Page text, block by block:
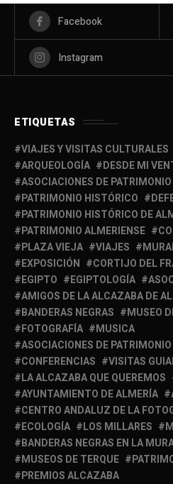
Facebook
Instagram
ETIQUETAS
VIAJES Y VISITAS CULTURALES
ARQUEOLOGÍA
DESDE MI
ASOCIACIONES DE PATRIMONIO
PATRIMONIO HISTÓRICO
PATRIMONIO HISTÓRICO DE
PATRIMONIO ALMERIENSE
PLAZA VIEJA
VIAJES
EXPOSICIÓN
CORTIJO DEL
EGIPTO
EGIPTOLOGÍA
AMIGOS DE LA ALCAZABA DE
BANDERAS NEGRAS
MUSEO
FOTOGRAFÍA
MUSICA
ASOCIACIONES DE
CONFERENCIAS
VISITAS
LA ALCAZABA QUE QUEREMOS
AYUNTAMIENTO DE ALMERÍA
CENTRO ANDALUZ DE LA
ECOLOGÍA
LOS MILLARES
BANDERAS NEGRAS EN LA
MUSEOS DE TERQUE
PREMIOS ALCAZABA